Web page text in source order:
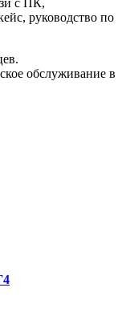
с ПК,
руководство по
обслуживание в